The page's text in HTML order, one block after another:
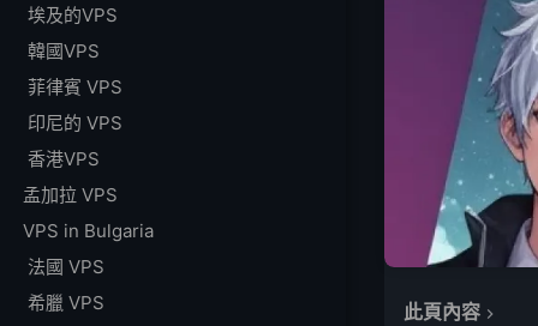
埃及的VPS
韓國VPS
菲律賓 VPS
印尼的 VPS
香港VPS
孟加拉 VPS
VPS in Bulgaria
法國 VPS
希臘 VPS
此頁內容